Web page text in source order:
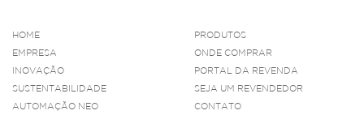
HOME
EMPRESA
INOVAÇÃO
SUSTENTABILIDADE
AUTOMAÇÃO NEO
PRODUTOS
ONDE COMPRAR
PORTAL DA REVENDA
SEJA UM REVENDEDOR
CONTATO